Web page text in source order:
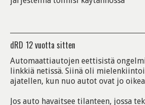
dRD 12 vuotta sitten
Automaattiautojen eettisistä
linkkiä netissä. Siinä oli
ajatellen, kun nuo autot ovat jo
Jos auto havaitsee tilanteen, jossa